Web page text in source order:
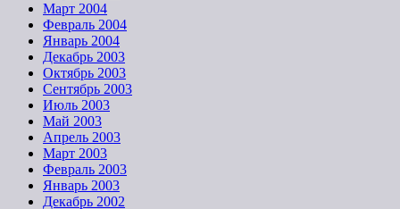
Март 2004
Февраль 2004
Январь 2004
Декабрь 2003
Октябрь 2003
Сентябрь 2003
Июль 2003
Май 2003
Апрель 2003
Март 2003
Февраль 2003
Январь 2003
Декабрь 2002